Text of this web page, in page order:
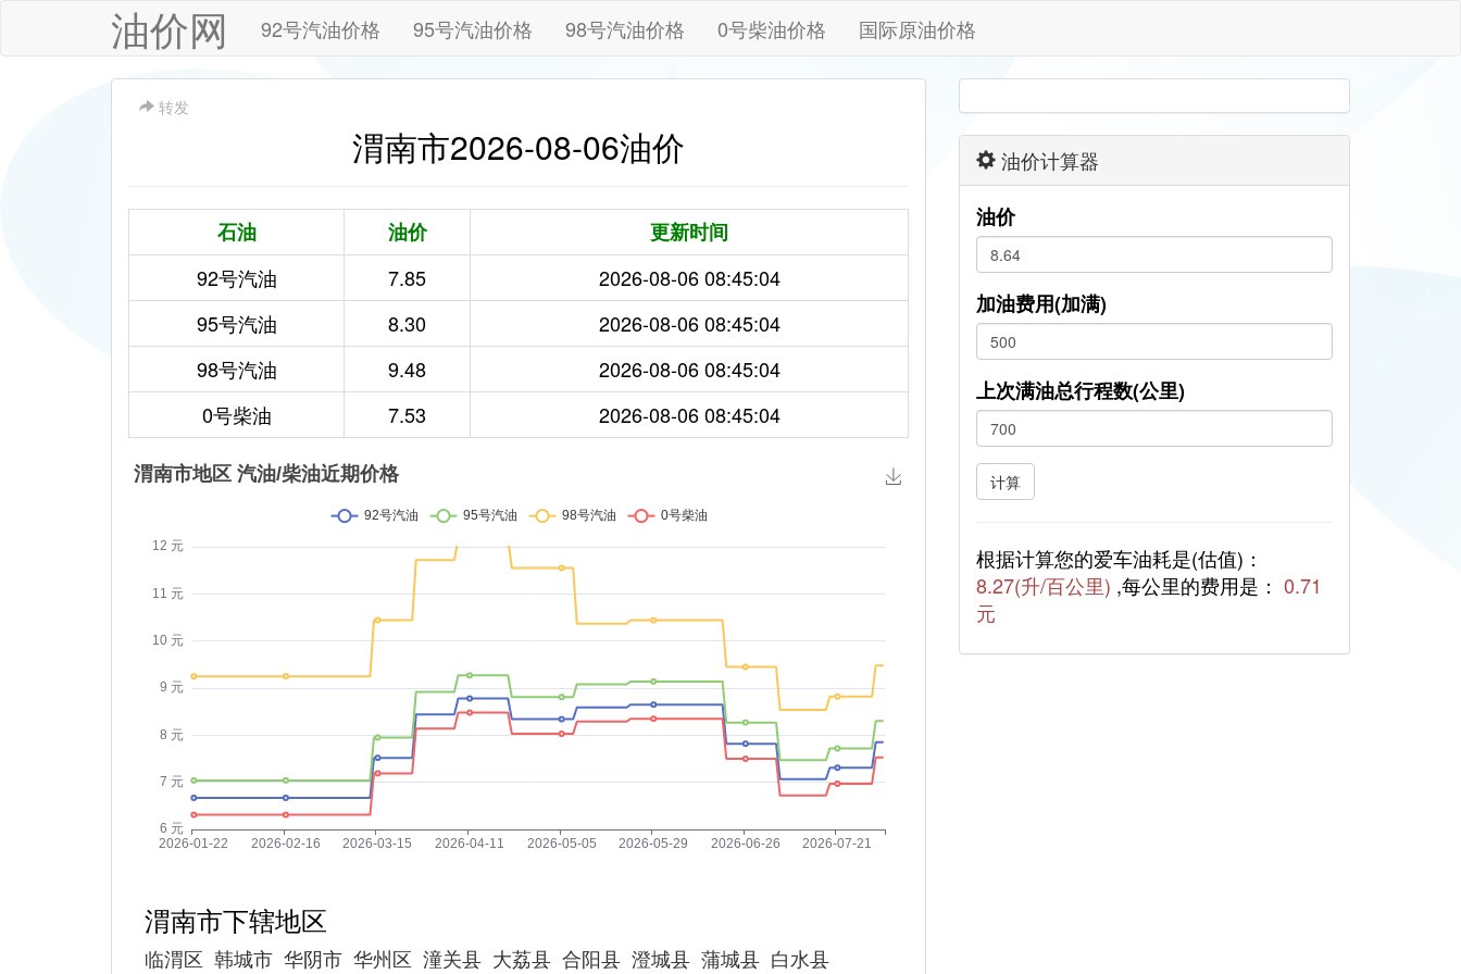
油价网 92号汽油价格 95号汽油价格 98号汽油价格 0号柴油价格 国际原油价格
转发
渭南市2026-08-06油价
石油 油价
更新时间
92号汽油
7.85
2026-08-06 08:45:04
95号汽油
8.30
2026-08-06 08:45:04
98号汽油
9.48
2026-08-06 08:45:04
0号柴油
7.53 2026-08-06 08:45:04
渭南市下辖地区
临渭区 韩城市 华阴市 华州区 潼关县 大荔县 合阳县 澄城县 蒲城县 白水县
油价计算器
油价
加油费用(加满)
上次满油总行程数(公里)
计算
根据计算您的爱车油耗是(估值)：
8.27(升/百公里) ,每公里的费用是： 0.71
元